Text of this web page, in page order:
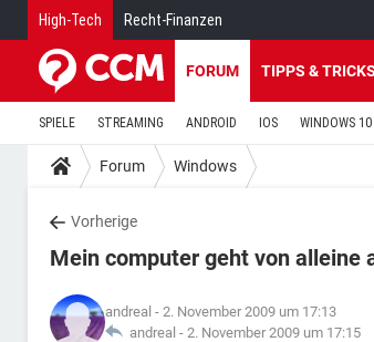
High-Tech Recht-Finanzen
FORUM TIPPS & TRICKS
SPIELE STREAMING ANDROID IOS WINDOWS 10
Forum Windows
Vorherige
Mein computer geht von alleine
andreal - 2. November 2009 um 17:13
andreal - 2. November 2009 um 17:15